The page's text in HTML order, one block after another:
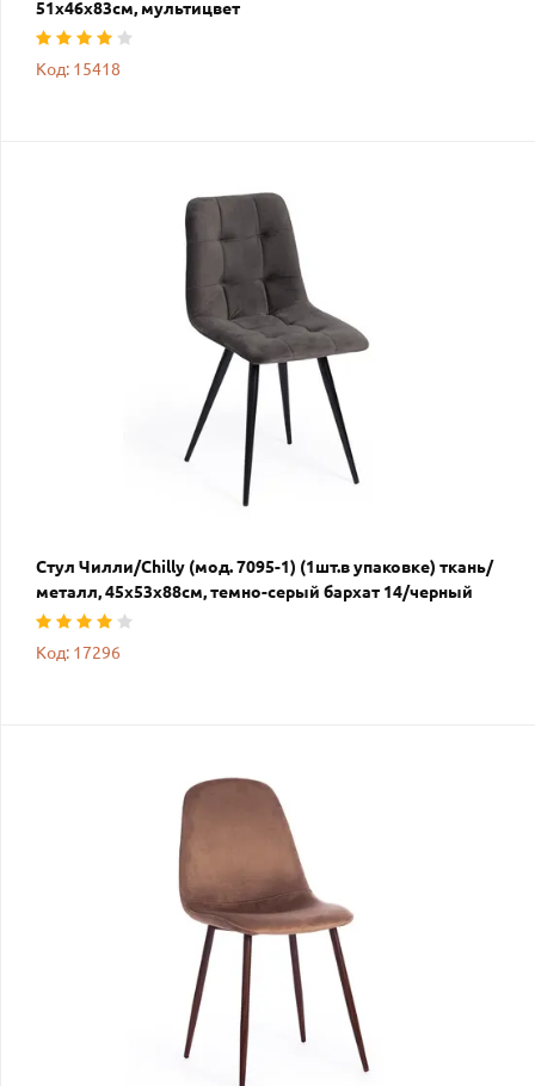
51х46х83см, мультицвет
Код: 15418
Стул Чилли/Chilly (мод. 7095-1) (1шт.в упаковке) ткань/
металл, 45х53х88см, темно-серый бархат 14/черный
Код: 17296